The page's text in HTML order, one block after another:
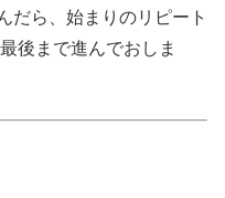
だら、始まりのリピート
後まで進んでおしま